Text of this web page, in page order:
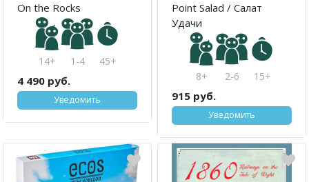
On the Rocks
14+ 1-4 45+
4 490 руб.
Уведомить
Point Salad / Салат
Удачи
8+ 2-6 15+
915 руб.
Уведомить